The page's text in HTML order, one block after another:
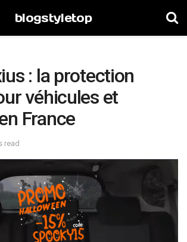
blogstyletop
: la protection
véhicules et
France
read